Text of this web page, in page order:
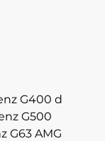
G400 d
G500
G63 AMG